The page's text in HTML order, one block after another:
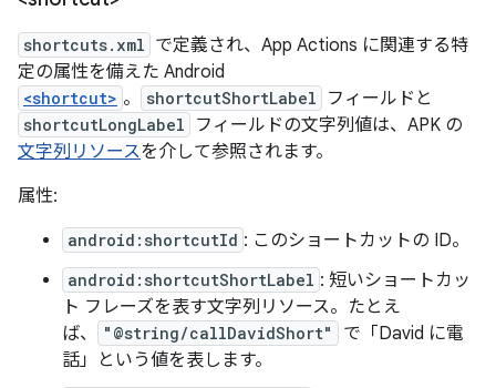
shortcuts.xml で定義され、App Actions に関連する特
定の属性を備えた Android
<shortcut> 。 shortcutShortLabel フィールドと
shortcutLongLabel
フィールドの文字列値は、APK の
文字列リソースを介して参照されます。
属性:
android:shortcutId : このショートカットの ID。
android:shortcutShortLabel : 短いショートカッ
ト フレーズを表す文字列リソース。たとえ
ば、
"@string/callDavidShort"
で「David に電
話」という値を表します。